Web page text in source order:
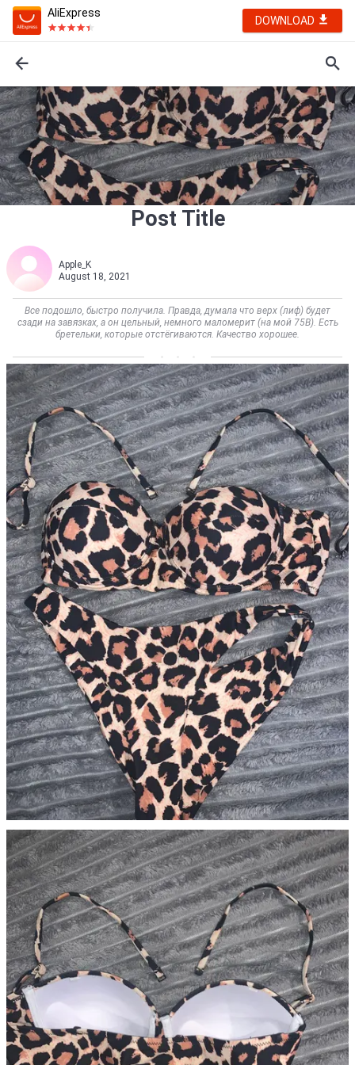
AliExpress
DOWNLOAD
Post Title
Apple_K
August 18, 2021
Все подошло, быстро получила. Правда, думала что верх (лиф) будет
сзади на завязках, а он цельный, немного маломерит (на мой 75B). Есть
бретельки, которые отстёгиваются. Качество хорошее.